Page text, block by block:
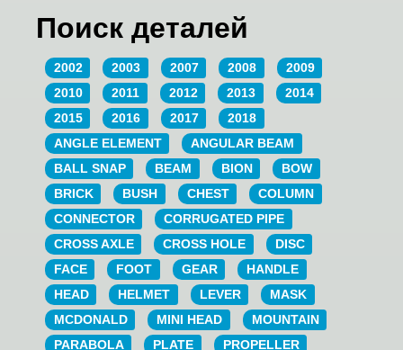
Поиск деталей
2002 2003 2007 2008
2009
2010
2011 2012 2013
2014
2015
2016 2017
2018
ANGLE ELEMENT
ANGULAR BEAM
BALL SNAP
BEAM BION
BOW
BRICK
BUSH CHEST
COLUMN
CONNECTOR
CORRUGATED PIPE
CROSS AXLE
CROSS HOLE
DISC
FACE
FOOT GEAR
HANDLE
HEAD
HELMET LEVER
MASK
MCDONALD
MINI HEAD
MOUNTAIN
PARABOLA
PLATE PROPELLER